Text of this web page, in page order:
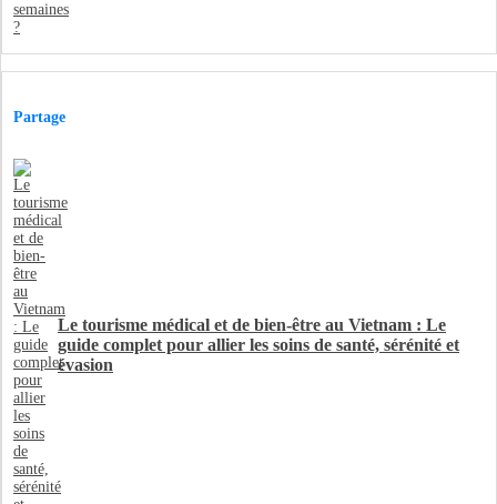
Partage
Le tourisme médical et de bien-être au Vietnam : Le
guide complet pour allier les soins de santé, sérénité et
évasion